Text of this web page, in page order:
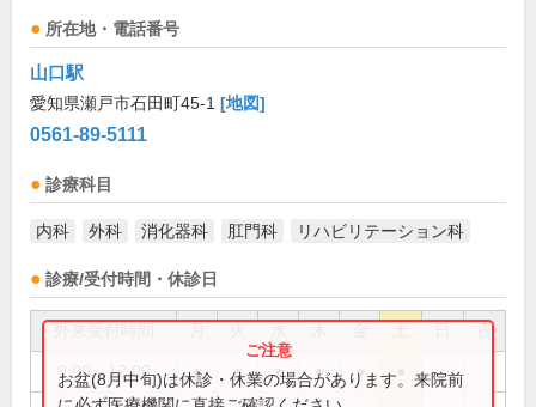
所在地・電話番号
山口駅
愛知県瀬戸市石田町45-1 [地図]
0561-89-5111
診療科目
内科 外科 消化器科 肛門科 リハビリテーション科
診療/受付時間・休診日
祝
9:00～12:00 ● ● ● ● ●
お盆(8月中旬)は休診・休業の場合があります。来院前